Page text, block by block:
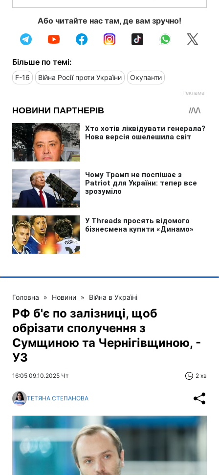
Або читайте нас там, де вам зручно!
Більше по темі:
F-16 Війна Росії проти України Окупанти
Головна » Новини » Війна в Україні
РФ б'є по залізниці, щоб
обрізати сполучення з
Сумщиною та Чернігівщиною, -
УЗ
16:05 09.10.2025 Чт 2 хв
ТЕТЯНА СТЕПАНОВА